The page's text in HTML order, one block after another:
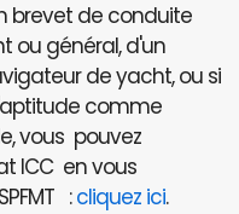
brevet de conduite
ou général, d'un
de yacht, ou si
comme
vous pouvez
ICC en vous
:cliquez ici.